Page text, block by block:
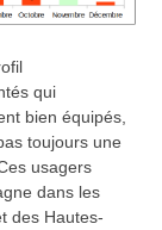
qui
bien équipés,
toujours une
usagers
dans les
des Hautes-